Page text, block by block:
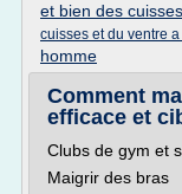
et bien des
cuisses et du ventre
homme
Comment
efficace et
Clubs de gym et
Maigrir des bras